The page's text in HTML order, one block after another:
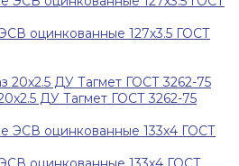
оцинкованные 127х3.5 ГОСТ
ДУ Тагмет ГОСТ 3262-75